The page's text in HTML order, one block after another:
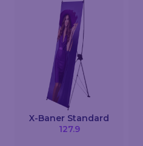
X-Baner Standard
127.9